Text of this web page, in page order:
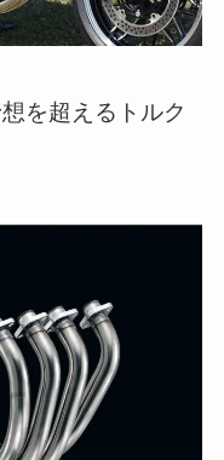
を超えるトルク